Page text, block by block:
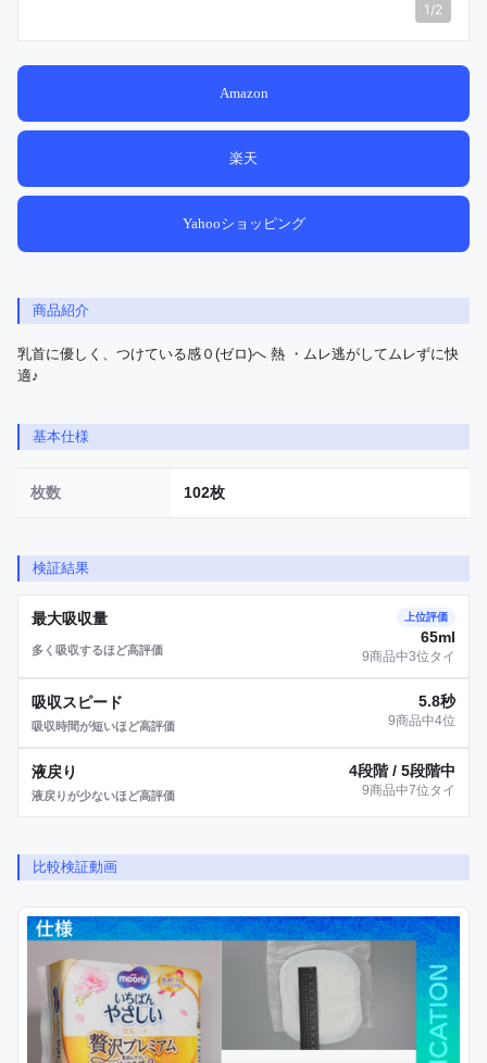
1 /2
Amazon
楽天
Yahooショッピング
商品紹介
乳首に優しく、つけている感０(ゼロ)へ 熱 ・ムレ逃がしてムレずに快
適♪
基本仕様
枚数 102枚
検証結果
最大吸収量
多く吸収するほど高評価
上位評価
65ml
9商品中3位タイ
吸収スピード
吸収時間が短いほど高評価
5.8秒
9商品中4位
液戻り
液戻りが少ないほど高評価
4段階 / 5段階中
9商品中7位タイ
比較検証動画